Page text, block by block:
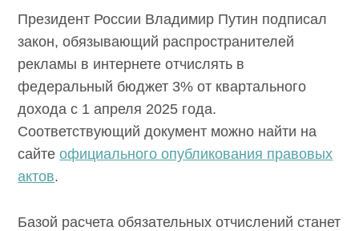
Президент России Владимир Путин подписал
закон, обязывающий распространителей
рекламы в интернете отчислять в
федеральный бюджет 3% от квартального
дохода с 1 апреля 2025 года.
Соответствующий документ можно найти на
сайтеофициального опубликования правовых
актов.
Базой расчета обязательных отчислений станет